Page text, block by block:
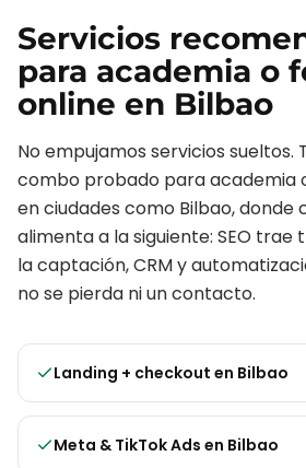
Servicios
para academia o
online en Bilbao
No empujamos servicios sueltos.
combo probado paraacademia
en ciudades como Bilbao, donde
alimenta a la siguiente: SEO trae
la captación, CRM y
no se pierda ni un contacto.
Landing + checkout en Bilbao
Meta & TikTok Ads en Bilbao